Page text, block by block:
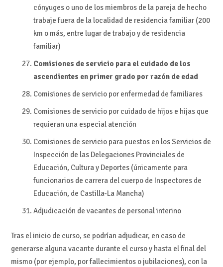
cónyuges o uno de los miembros de la pareja de hecho
trabaje fuera de la localidad de residencia familiar (200
km o más, entre lugar de trabajo y de residencia
familiar)
Comisiones de servicio para el cuidado de los
ascendientes en primer grado por razón de edad
Comisiones de servicio por enfermedad de familiares
Comisiones de servicio por cuidado de hijos e hijas que
requieran una especial atención
Comisiones de servicio para puestos en los Servicios de
Inspección de las Delegaciones Provinciales de
Educación, Cultura y Deportes (únicamente para
funcionarios de carrera del cuerpo de Inspectores de
Educación, de Castilla-La Mancha)
Adjudicación de vacantes de personal interino
Tras el inicio de curso, se podrían adjudicar, en caso de
generarse alguna vacante durante el curso y hasta el final del
mismo (por ejemplo, por fallecimientos o jubilaciones), con la